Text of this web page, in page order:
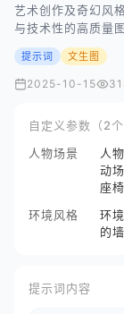
艺术创作及奇幻风
与技术性的高质量
提示词 文生图
2025-10-15
自定义参数（2个
人物场景
人
动
座
环境风格
环
的
提示词内容